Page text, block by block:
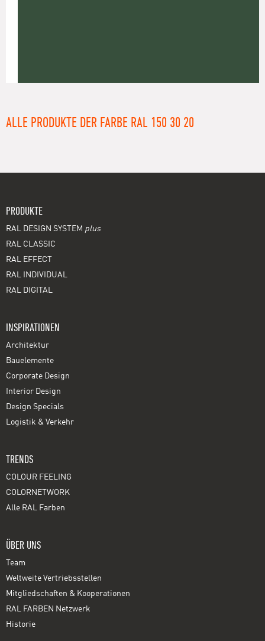
ALLE PRODUKTE DER FARBE RAL 150 30 20
PRODUKTE
RAL DESIGN SYSTEM plus
RAL CLASSIC
RAL EFFECT
RAL INDIVIDUAL
RAL DIGITAL
INSPIRATIONEN
Architektur
Bauelemente
Corporate Design
Interior Design
Design Specials
Logistik & Verkehr
TRENDS
COLOUR FEELING
COLORNETWORK
Alle RAL Farben
ÜBER UNS
Team
Weltweite Vertriebsstellen
Mitgliedschaften & Kooperationen
RAL FARBEN Netzwerk
Historie